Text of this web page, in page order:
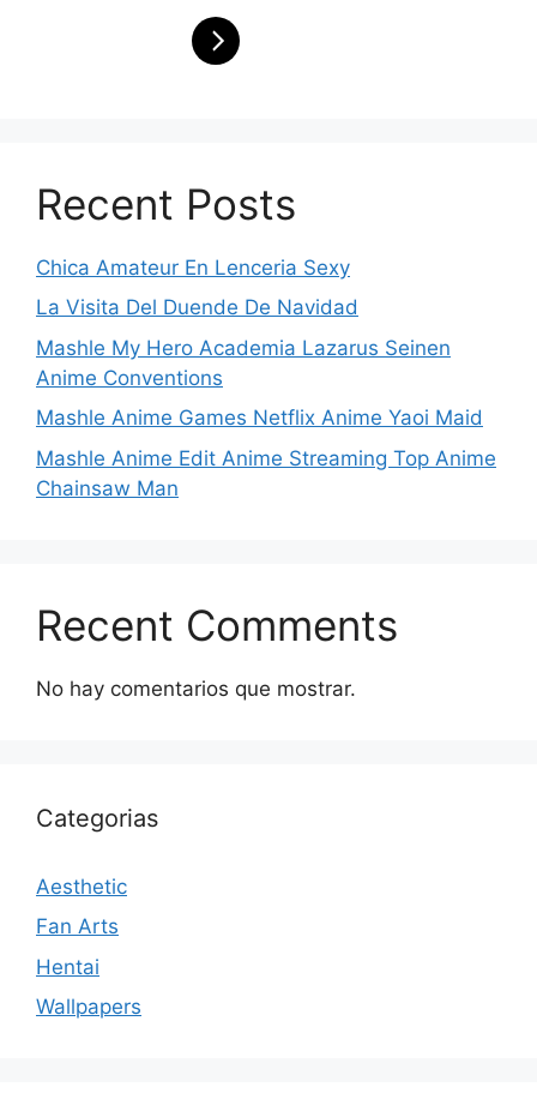
Recent Posts
Chica Amateur En Lenceria Sexy
La Visita Del Duende De Navidad
Mashle My Hero Academia Lazarus Seinen
Anime Conventions
Mashle Anime Games Netflix Anime Yaoi Maid
Mashle Anime Edit Anime Streaming Top Anime
Chainsaw Man
Recent Comments
No hay comentarios que mostrar.
Categorias
Aesthetic
Fan Arts
Hentai
Wallpapers